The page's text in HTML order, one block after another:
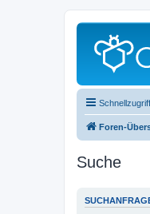
Schnellzugriff
Foren-
Suche